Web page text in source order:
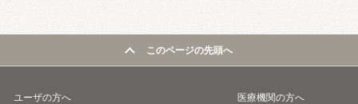
このページの先頭へ
ユーザの方へ 医療機関の方へ